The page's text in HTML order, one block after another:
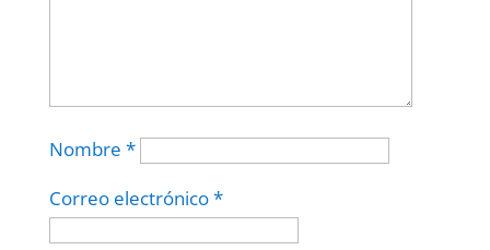
Nombre *
Correo electrónico*